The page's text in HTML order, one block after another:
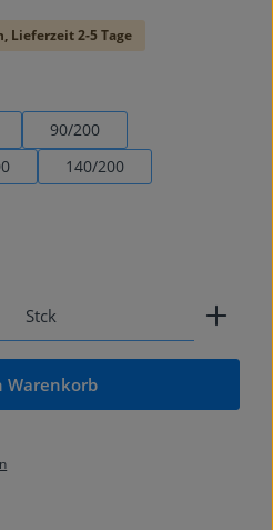
Lieferzeit 2-5 Tage
90/200
140/200
den gewünschten Wert ein
Stck
Warenkorb